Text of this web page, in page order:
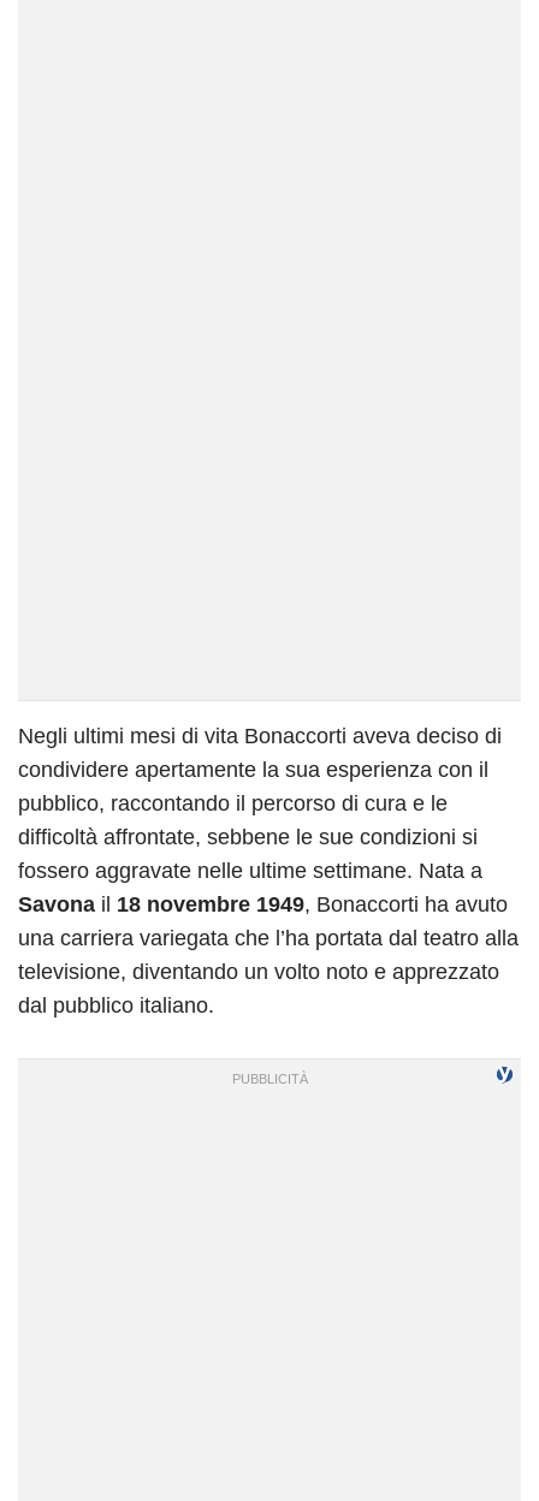
Negli ultimi mesi di vita Bonaccorti aveva deciso di
condividere apertamente la sua esperienza con il
pubblico, raccontando il percorso di cura e le
difficoltà affrontate, sebbene le sue condizioni si
fossero aggravate nelle ultime settimane. Nata a
Savona il 18 novembre 1949, Bonaccorti ha avuto
una carriera variegata che l’ha portata dal teatro alla
televisione, diventando un volto noto e apprezzato
dal pubblico italiano.